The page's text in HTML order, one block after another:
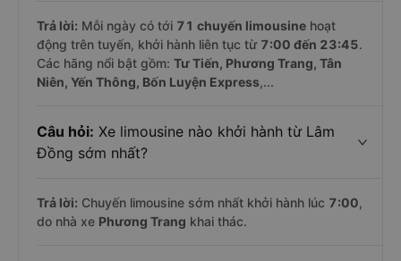
Trả lời: Mỗi ngày có tới 71 chuyến limousine hoạt
động trên tuyến, khởi hành liên tục từ 7:00 đến 23:45.
Các hãng nổi bật gồm: Tư Tiến, Phương Trang, Tân
Niên, Yến Thông, Bốn Luyện Express,...
Câu hỏi: Xe limousine nào khởi hành từ Lâm
Đồng sớm nhất?
Trả lời: Chuyến limousine sớm nhất khởi hành lúc 7:00,
do nhà xe Phương Trang khai thác.